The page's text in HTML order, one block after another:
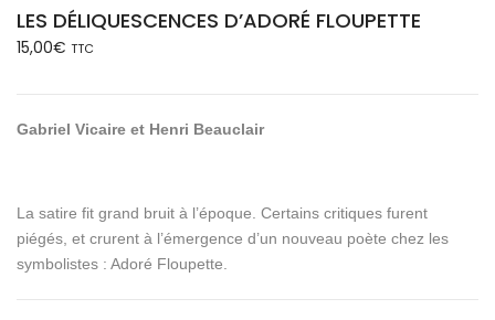
LES DÉLIQUESCENCES D’ADORÉ FLOUPETTE
15,00€ TTC
Gabriel Vicaire et Henri Beauclair
La satire fit grand bruit à l’époque. Certains critiques furent
piégés, et crurent à l’émergence d’un nouveau poète chez les
symbolistes : Adoré Floupette.